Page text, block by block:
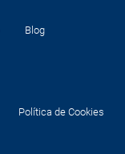
Blog
Política de Cookies